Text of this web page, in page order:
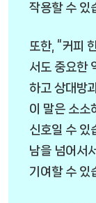
작용할 수 있
또한, “커피
서도 중요한
하고 상대방
이 말은 소소
신호일 수 있
남을 넘어서
기여할 수 있